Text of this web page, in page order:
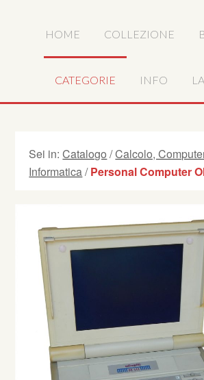
HOME COLLEZIONE
CATEGORIE INFO
Sei in:Catalogo /Calcolo,
Informatica/Personal Computer